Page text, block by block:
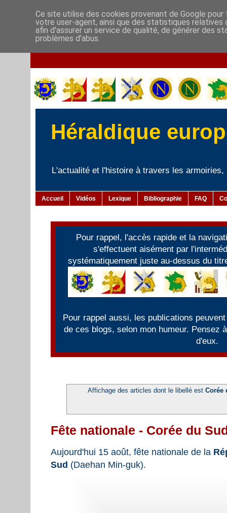
Héraldique
L'actualité et l'histoire à travers les
Accueil Vidéos Lexique Bibliographie FAQ
Pour rappel, l'accès rapide et la
s'effectuent aisément par
systématiquement juste au-dessus du
Pour rappel aussi, les publications
de ces blogs, selon mon humeur. Pensez
d'eux.
Affichage des articles dont le libellé estCorée
Fête nationale - Corée du
Aujourd'hui 15 août, fête nationale de la
Sud (Daehan Min-guk).
Ce site utilise des cookies provenant de Google
votre user-agent, ainsi que des statistiques
afin d'assurer un service de qualité, de générer des
problèmes d'abus.